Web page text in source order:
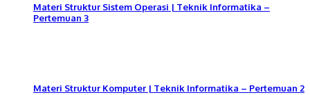
Materi Struktur Sistem Operasi | Teknik Informatika –
Pertemuan 3
Materi Struktur Komputer | Teknik Informatika – Pertemuan 2